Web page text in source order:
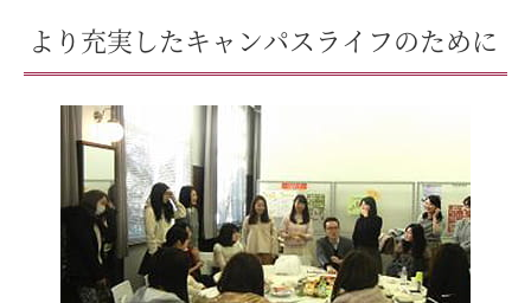
より充実したキャンパスライフのために